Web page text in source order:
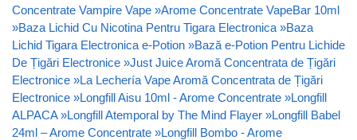
Concentrate Vampire Vape »Arome Concentrate VapeBar 10ml
»Baza Lichid Cu Nicotina Pentru Tigara Electronica »Baza
Lichid Tigara Electronica e-Potion »Bază e-Potion Pentru Lichide
De Țigări Electronice »Just Juice Aromă Concentrata de Țigări
Electronice »La Lechería Vape Aromă Concentrata de Țigări
Electronice »Longfill Aisu 10ml - Arome Concentrate »Longfill
ALPACA »Longfill Atemporal by The Mind Flayer »Longfill Babel
24ml – Arome Concentrate »Longfill Bombo - Arome